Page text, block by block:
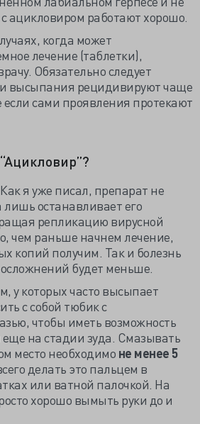
ацикловиром работают хорошо.
когда может
лечение (таблетки),
Обязательно следует
высыпания рецидивируют чаще
если сами проявления протекают
я уже писал, препарат не
лишь останавливает его
репликацию вирусной
чем раньше начнем лечение,
копий получим. Так и болезнь
будет меньше.
у которых часто высыпает
с собой тюбик с
чтобы иметь возможность
еще на стадии зуда. Смазывать
место необходимо не менее 5
делать это пальцем в
или ватной палочкой. На
хорошо вымыть руки до и